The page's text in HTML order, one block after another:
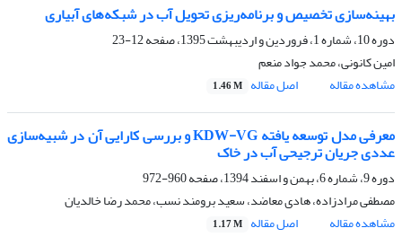
بهینه‌سازی تخصیص و برنامه‌ریزی تحویل آب در شبکه‌های آبیاری
دوره 10، شماره 1، فروردین و اردیبهشت 1395، صفحه
12-23
امین کانونی، محمد جواد منعم
مشاهده مقاله
اصل مقاله 1.46 M
معرفی مدل توسعه یافته KDW-VG و بررسی کارایی آن در شبیه‌سازی
عددی جریان ترجیحی آب در خاک
دوره 9، شماره 6، بهمن و اسفند 1394، صفحه
960-972
مصطفی مرادزاده، هادی معاضد، سعید برومند نسب، محمد رضا خالدیان
مشاهده مقاله
اصل مقاله 1.17 M